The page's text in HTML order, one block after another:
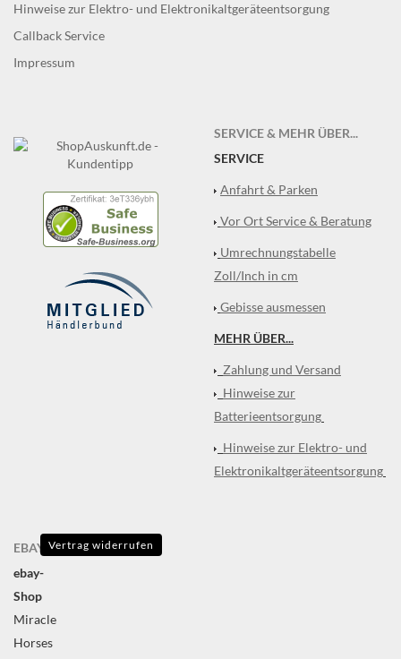
Hinweise zur Elektro- und Elektronikaltgeräteentsorgung
Callback Service
Impressum
SERVICE & MEHR ÜBER...
SERVICE
Anfahrt & Parken
Vor Ort Service & Beratung
Umrechnungstabelle
Zoll/Inch in cm
Gebisse ausmessen
MEHR ÜBER...
Zahlung und Versand
Hinweise zur
Batterieentsorgung
Hinweise zur Elektro- und
Elektronikaltgeräteentsorgung
EBAY
ebay-
Shop
Miracle
Horses
Vertrag widerrufen